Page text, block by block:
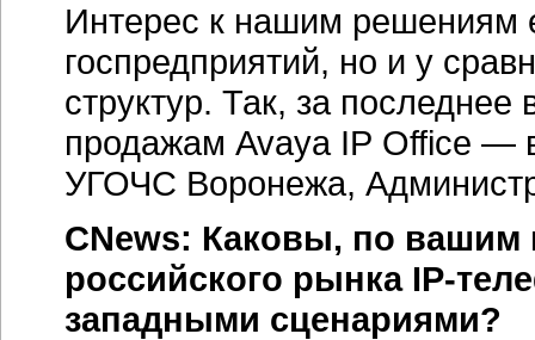
Интерес к нашим решениям
госпредприятий, но и у
структур. Так, за
продажам Avaya IP Office —
УГОЧС Воронежа,
CNews: Каковы, по вашим
российского рынка IP-
западными сценариями?